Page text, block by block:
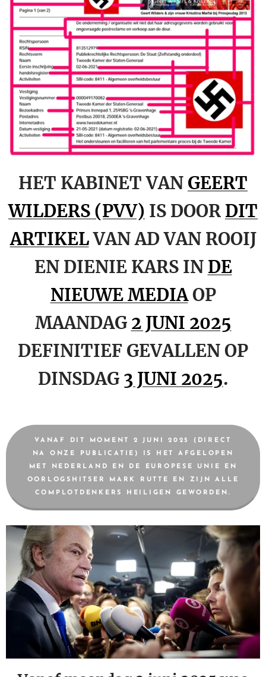
HET KABINET VAN GEERT
WILDERS (PVV) IS DOOR DIT
ARTIKELVAN AD VAN ROOIJ
EN DIENIE KARS IN DE
NIEUWE MEDIAOP
MAANDAG 2 JUNI 2025
DEFINITIEF GEVALLEN OP
DINSDAG 3 JUNI 2025.
VANAF DIT MOMENT 2 JUNI 2025 (DIRECT
NA ONZE PUBLICATIE) IS HET AFGELOPEN
MET NEDERLAND EN DE EUROPESE UNIE EN
OORLOGSHITSER MARK RUTTE EN ZIJN ALLE
COMPLOTDENKERS HEILIGEN GEWORDEN.